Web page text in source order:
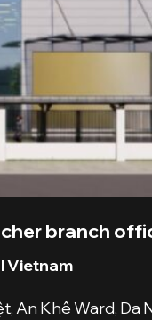
branch
Vietnam
An Khê Ward, Da